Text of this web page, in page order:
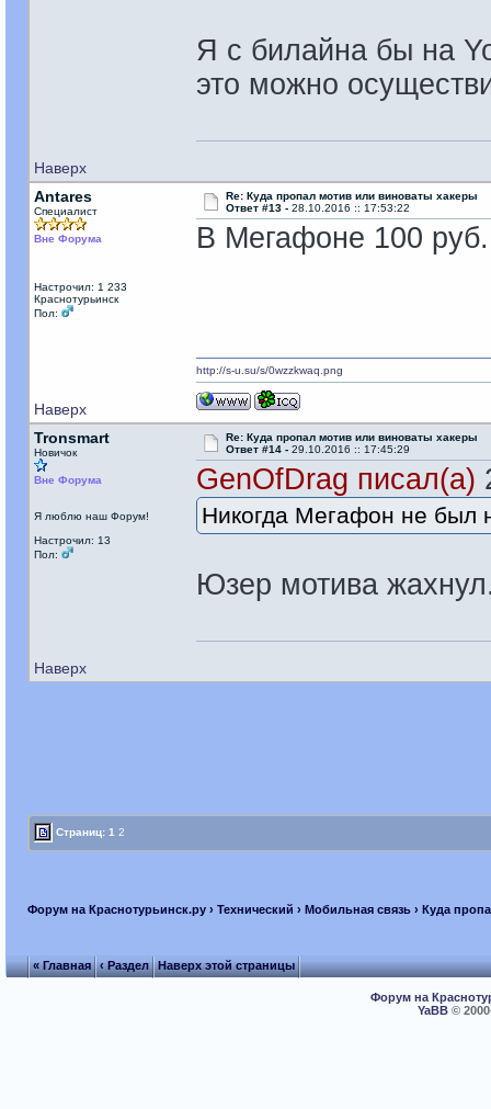
Я с билайна бы на
это можно
Наверх
Antares
Специалист
Вне Форума
Настрочил: 1 233
Краснотурьинск
Пол:
Re: Куда пропал мотив или виноваты хакеры
Ответ #13 - 28.10.2016 :: 17:53:22
В Мегафоне 100 руб.
Наверх
http://s-u.su/s/0wzzkwaq.png
Tronsmart
Новичок
Вне Форума
Я люблю наш Форум!
Настрочил: 13
Пол:
Re: Куда пропал мотив или виноваты хакеры
Ответ #14 - 29.10.2016 :: 17:45:29
GenOfDrag писал(а)
Никогда Мегафон не был
Юзер мотива
Наверх
Страниц: 1 2
Форум на Краснотурьинск.ру› Технический › Мобильная связь› Куда
« Главная ‹ Раздел Наверх этой страницы
Форум на
YaBB©